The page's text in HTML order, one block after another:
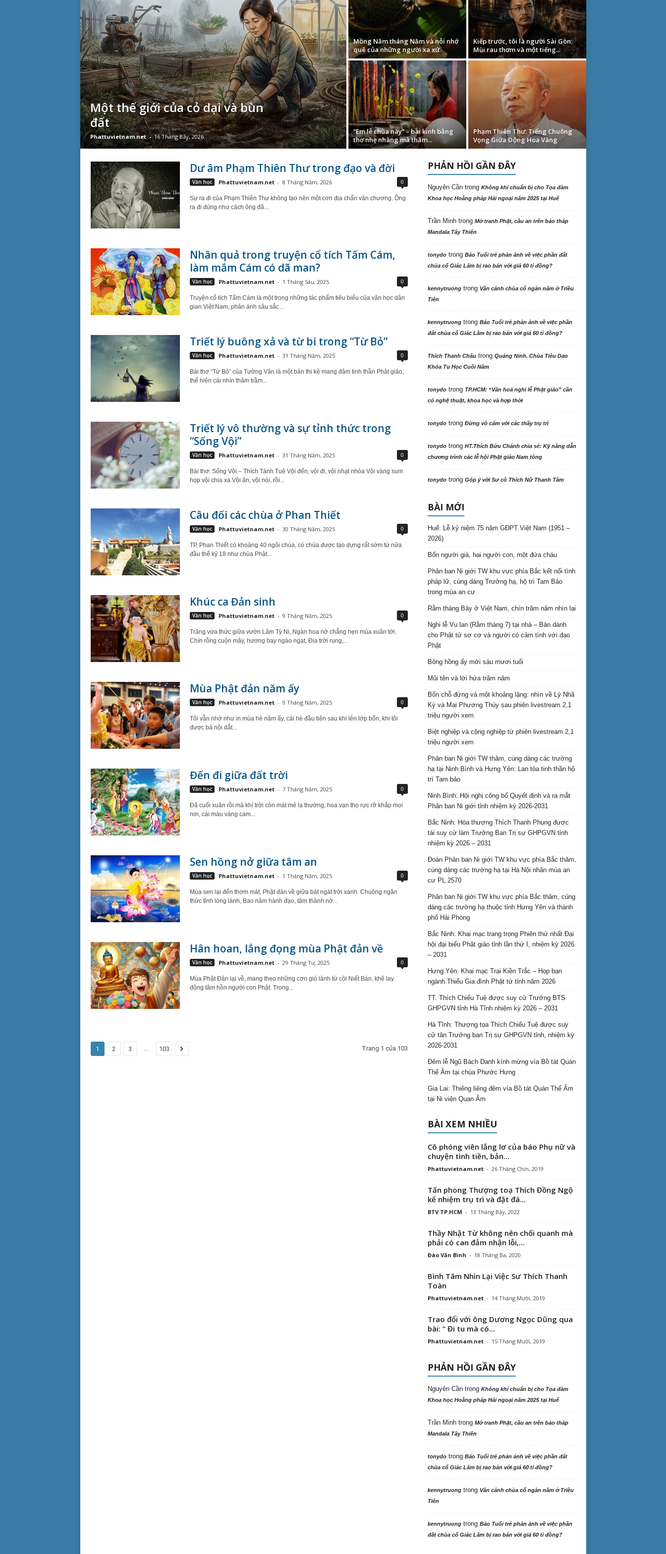
Một thế giới của cỏ dại và bùn
đất
Phattuvietnam.net - 16 Tháng Bảy, 2026
Mồng Năm tháng Năm và nỗi nhớ
quê của những người xa xứ
Kiếp trước, tôi là người Sài Gòn:
Mùi rau thơm và một tiếng...
“Em lễ chùa này” – bài kinh bằng
thơ nhẹ nhàng mà thấm...
Phạm Thiên Thư: Tiếng Chuông
Vọng Giữa Động Hoa Vàng
Dư âm Phạm Thiên Thư trong đạo và đời
Văn học Phattuvietnam.net - 8 Tháng Năm, 2026 0
Sự ra đi của Phạm Thiên Thư không tạo nên một cơn địa chấn văn chương. Ông
ra đi đúng như cách ông đã...
Nhân quả trong truyện cổ tích Tấm Cám,
làm mắm Cám có dã man?
Văn học Phattuvietnam.net - 1 Tháng Sáu, 2025 0
Truyện cổ tích Tấm Cám là một trong những tác phẩm tiêu biểu của văn học dân
gian Việt Nam, phản ánh sâu sắc...
Triết lý buông xả và từ bi trong “Từ Bỏ”
Văn học Phattuvietnam.net - 31 Tháng Năm, 2025 0
Bài thơ “Từ Bỏ” của Tường Vân là một bản thi kệ mang đậm tinh thần Phật giáo,
thể hiện cái nhìn thâm trầm...
Triết lý vô thường và sự tỉnh thức trong
“Sống Vội”
Văn học Phattuvietnam.net - 31 Tháng Năm, 2025 0
Bài thơ: Sống Vội – Thích Tánh Tuệ Vội đến, vội đi, vội nhạt nhòa Vội vàng sum
họp vội chia xa Vội ăn, vội nói, rồi...
Câu đối các chùa ở Phan Thiết
Văn học Phattuvietnam.net - 30 Tháng Năm, 2025 0
TP. Phan Thiết có khoảng 40 ngôi chùa, có chùa được tạo dựng rất sớm từ nửa
đầu thế kỷ 18 như chùa Phật...
Khúc ca Đản sinh
Văn học Phattuvietnam.net - 9 Tháng Năm, 2025 0
Trăng vừa thức giữa vườn Lâm Tỳ Ni, Ngàn hoa nở chẳng hẹn mùa xuân tới.
Chín rồng cuộn mây, hương bay ngào ngạt, Địa trời rung,...
Mùa Phật đản năm ấy
Văn học Phattuvietnam.net - 9 Tháng Năm, 2025 0
Tôi vẫn nhớ như in mùa hè năm ấy, cái hè đầu tiên sau khi lên lớp bốn, khi tôi
được bà nội dắt...
Đến đi giữa đất trời
Văn học Phattuvietnam.net - 7 Tháng Năm, 2025 0
Đã cuối xuân rồi mà khí trời còn mát mẻ lạ thường, hoa vạn thọ rực rỡ khắp mọi
nơi, cái màu vàng cam...
Sen hồng nở giữa tâm an
Văn học Phattuvietnam.net - 1 Tháng Năm, 2025 0
Mùa sen lại đến thơm mát, Phật đản về giữa bát ngát trời xanh. Chuông ngân
thức tỉnh lòng lành, Bao năm hành đạo, tâm thành nở...
Hân hoan, lắng đọng mùa Phật đản về
Văn học Phattuvietnam.net - 29 Tháng Tư, 2025 0
Mùa Phật Đản lại về, mang theo những cơn gió lành từ cõi Niết Bàn, khẽ lay
động tâm hồn người con Phật. Trong...
1 2 3 ... 103 Trang 1 của 103
PHẢN HỒI GẦN ĐÂY
Nguyên Cầntrong Không khí chuẩn bị cho Tọa đàm
Khoa học Hoằng pháp Hải ngoại năm 2025 tại Huế
Trần Minhtrong Mở tranh Phật, cầu an trên bảo tháp
Mandala Tây Thiên
tonydotrong Báo Tuổi trẻ phản ảnh về việc phần đất
chùa cổ Giác Lâm bị rao bán với giá 60 tỉ đồng?
kennytruongtrong Vãn cảnh chùa cổ ngàn năm ở Triều
Tiên
kennytruongtrong Báo Tuổi trẻ phản ảnh về việc phần
đất chùa cổ Giác Lâm bị rao bán với giá 60 tỉ đồng?
Thích Thanh Châutrong Quảng Ninh. Chùa Tiêu Dao
Khóa Tu Học Cuối Năm
tonydotrong TP.HCM: “Văn hoá nghi lễ Phật giáo” cần
có nghệ thuật, khoa học và hợp thời
tonydotrong Đừng vô cảm với các thầy trụ trì
tonydotrong HT.Thích Bửu Chánh chia sẻ: Kỹ năng dẫn
chương trình các lễ hội Phật giáo Nam tông
tonydotrong Góp ý với Sư cô Thích Nữ Thanh Tâm
BÀI MỚI
Huế: Lễ kỷ niệm 75 năm GĐPT Việt Nam (1951 –
2026)
Bốn người già, hai người con, một đứa cháu
Phân ban Ni giới TW khu vực phía Bắc kết nối tình
pháp lữ, cúng dàng Trường hạ, hộ trì Tam Bảo
trong mùa an cư
Rằm tháng Bảy ở Việt Nam, chín trăm năm nhìn lại
Nghi lễ Vu lan (Rằm tháng 7) tại nhà – Bản dành
cho Phật tử sơ cơ và người có cảm tình với đạo
Phật
Bông hồng ấy mới sáu mươi tuổi
Mũi tên và lời hứa trăm năm
Bốn chỗ đứng và một khoảng lặng: nhìn về Lý Nhã
Kỳ và Mai Phương Thúy sau phiên livestream 2,1
triệu người xem
Biệt nghiệp và cộng nghiệp từ phiên livestream 2,1
triệu người xem
Phân ban Ni giới TW thăm, cúng dàng các trường
hạ tại Ninh Bình và Hưng Yên: Lan tỏa tinh thần hộ
trì Tam bảo
Ninh Bình: Hội nghị công bố Quyết định và ra mắt
Phân ban Ni giới tỉnh nhiệm kỳ 2026-2031
Bắc Ninh: Hòa thượng Thích Thanh Phụng được
tái suy cử làm Trưởng Ban Trị sự GHPGVN tỉnh
nhiệm kỳ 2026 – 2031
Đoàn Phân ban Ni giới TW khu vực phía Bắc thăm,
cúng dàng các trường hạ tại Hà Nội nhân mùa an
cư PL.2570
Phân ban Ni giới TW khu vực phía Bắc thăm, cúng
dàng các trường hạ thuộc tỉnh Hưng Yên và thành
phố Hải Phòng
Bắc Ninh: Khai mạc trang trọng Phiên thứ nhất Đại
hội đại biểu Phật giáo tỉnh lần thứ I, nhiệm kỳ 2026
– 2031
Hưng Yên: Khai mạc Trại Kiền Trắc – Họp bạn
ngành Thiếu Gia đình Phật tử tỉnh năm 2026
TT. Thích Chiếu Tuệ được suy cử Trưởng BTS
GHPGVN tỉnh Hà Tĩnh nhiệm kỳ 2026 – 2031
Hà Tĩnh: Thượng tọa Thích Chiếu Tuệ được suy
cử tân Trưởng ban Trị sự GHPGVN tỉnh, nhiệm kỳ
2026-2031
Đêm lễ Ngũ Bách Danh kính mừng vía Bồ tát Quán
Thế Âm tại chùa Phước Hưng
Gia Lai: Thiêng liêng đêm vía Bồ tát Quán Thế Âm
tại Ni viện Quan Âm
BÀI XEM NHIỀU
Cô phóng viên lẳng lơ của báo Phụ nữ và
chuyện tình tiền, bản...
Phattuvietnam.net - 26 Tháng Chín, 2019
Tấn phong Thượng toạ Thích Đồng Ngộ
kế nhiệm trụ trì và đặt đá...
BTV TP.HCM - 13 Tháng Bảy, 2022
Thầy Nhật Từ không nên chối quanh mà
phải có can đảm nhận lỗi,...
Đào Văn Bình - 18 Tháng Ba, 2020
Bình Tâm Nhìn Lại Việc Sư Thích Thanh
Toàn
Phattuvietnam.net - 14 Tháng Mười, 2019
Trao đổi với ông Dương Ngọc Dũng qua
bài: “ Đi tu mà có...
Phattuvietnam.net - 15 Tháng Mười, 2019
PHẢN HỒI GẦN ĐÂY
Nguyên Cầntrong Không khí chuẩn bị cho Tọa đàm
Khoa học Hoằng pháp Hải ngoại năm 2025 tại Huế
Trần Minhtrong Mở tranh Phật, cầu an trên bảo tháp
Mandala Tây Thiên
tonydotrong Báo Tuổi trẻ phản ảnh về việc phần đất
chùa cổ Giác Lâm bị rao bán với giá 60 tỉ đồng?
kennytruongtrong Vãn cảnh chùa cổ ngàn năm ở Triều
Tiên
kennytruongtrong Báo Tuổi trẻ phản ảnh về việc phần
đất chùa cổ Giác Lâm bị rao bán với giá 60 tỉ đồng?